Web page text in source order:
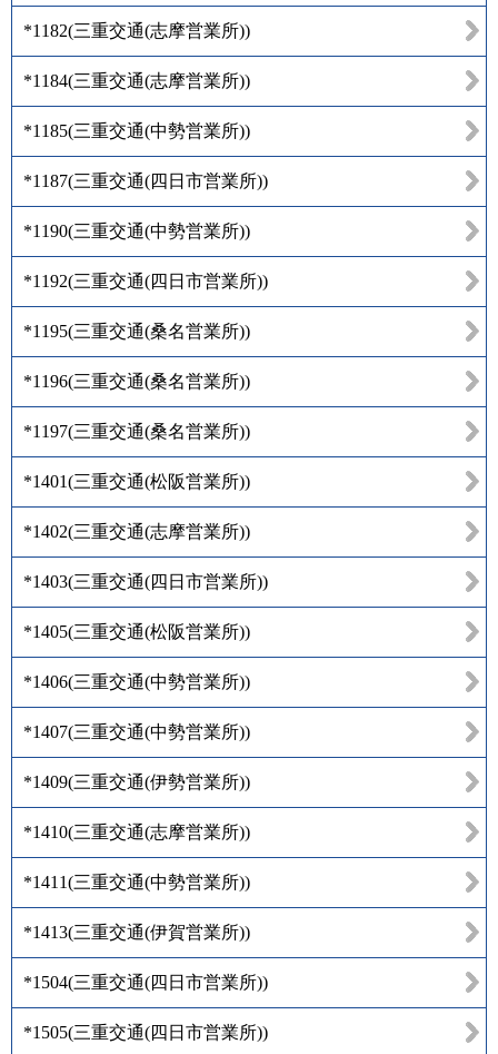
*1182(三重交通(志摩営業所))
*1184(三重交通(志摩営業所))
*1185(三重交通(中勢営業所))
*1187(三重交通(四日市営業所))
*1190(三重交通(中勢営業所))
*1192(三重交通(四日市営業所))
*1195(三重交通(桑名営業所))
*1196(三重交通(桑名営業所))
*1197(三重交通(桑名営業所))
*1401(三重交通(松阪営業所))
*1402(三重交通(志摩営業所))
*1403(三重交通(四日市営業所))
*1405(三重交通(松阪営業所))
*1406(三重交通(中勢営業所))
*1407(三重交通(中勢営業所))
*1409(三重交通(伊勢営業所))
*1410(三重交通(志摩営業所))
*1411(三重交通(中勢営業所))
*1413(三重交通(伊賀営業所))
*1504(三重交通(四日市営業所))
*1505(三重交通(四日市営業所))